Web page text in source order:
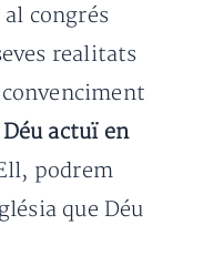
congrés
realitats
actuï en
podrem
que Déu